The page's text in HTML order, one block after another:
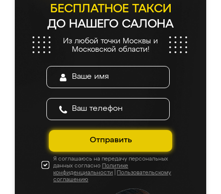
БЕСПЛАТНОЕ ТАКСИ
ДО НАШЕГО САЛОНА
Из любой точки Москвы и
Московской области!
Отправить
Я соглашаюсь на передачу персональных
данных согласно Политике
конфиденциальности
Пользовательскому
соглашению